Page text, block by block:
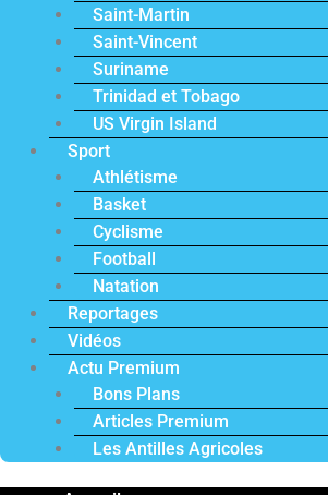
Saint-Martin
Saint-Vincent
Suriname
Trinidad et Tobago
US Virgin Island
Sport
Athlétisme
Basket
Cyclisme
Football
Natation
Reportages
Vidéos
Actu Premium
Bons Plans
Articles Premium
Les Antilles Agricoles